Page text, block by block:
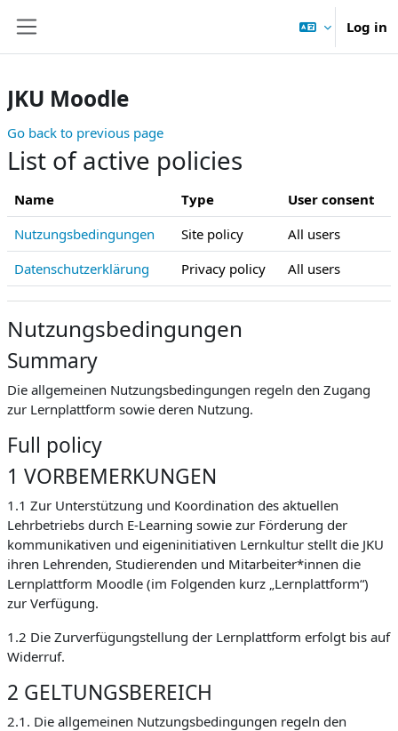
Log in
JKU Moodle
Go back to previous page
List of active policies
Name Type
User consent
Nutzungsbedingungen
Site policy
All users
Datenschutzerklärung
Privacy policy All users
Nutzungsbedingungen
Summary
Die allgemeinen Nutzungsbedingungen regeln den Zugang
zur Lernplattform sowie deren Nutzung.
Full policy
1 VORBEMERKUNGEN
1.1 Zur Unterstützung und Koordination des aktuellen
Lehrbetriebs durch E-Learning sowie zur Förderung der
kommunikativen und eigeninitiativen Lernkultur stellt die JKU
ihren Lehrenden, Studierenden und Mitarbeiter*innen die
Lernplattform Moodle (im Folgenden kurz „Lernplattform“)
zur Verfügung.
1.2 Die Zurverfügungstellung der Lernplattform erfolgt bis auf
Widerruf.
2 GELTUNGSBEREICH
2.1. Die allgemeinen Nutzungsbedingungen regeln den